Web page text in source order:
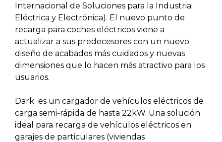
Internacional de Soluciones para la Industria
Eléctrica y Electrónica). El nuevo punto de
recarga para coches eléctricos viene a
actualizar a sus predecesores con un nuevo
diseño de acabados más cuidados y nuevas
dimensiones que lo hacen más atractivo para los
usuarios.
Dark es un cargador de vehículos eléctricos de
carga semi-rápida de hasta 22kW. Una solución
ideal para recarga de vehículos eléctricos en
garajes de particulares (viviendas